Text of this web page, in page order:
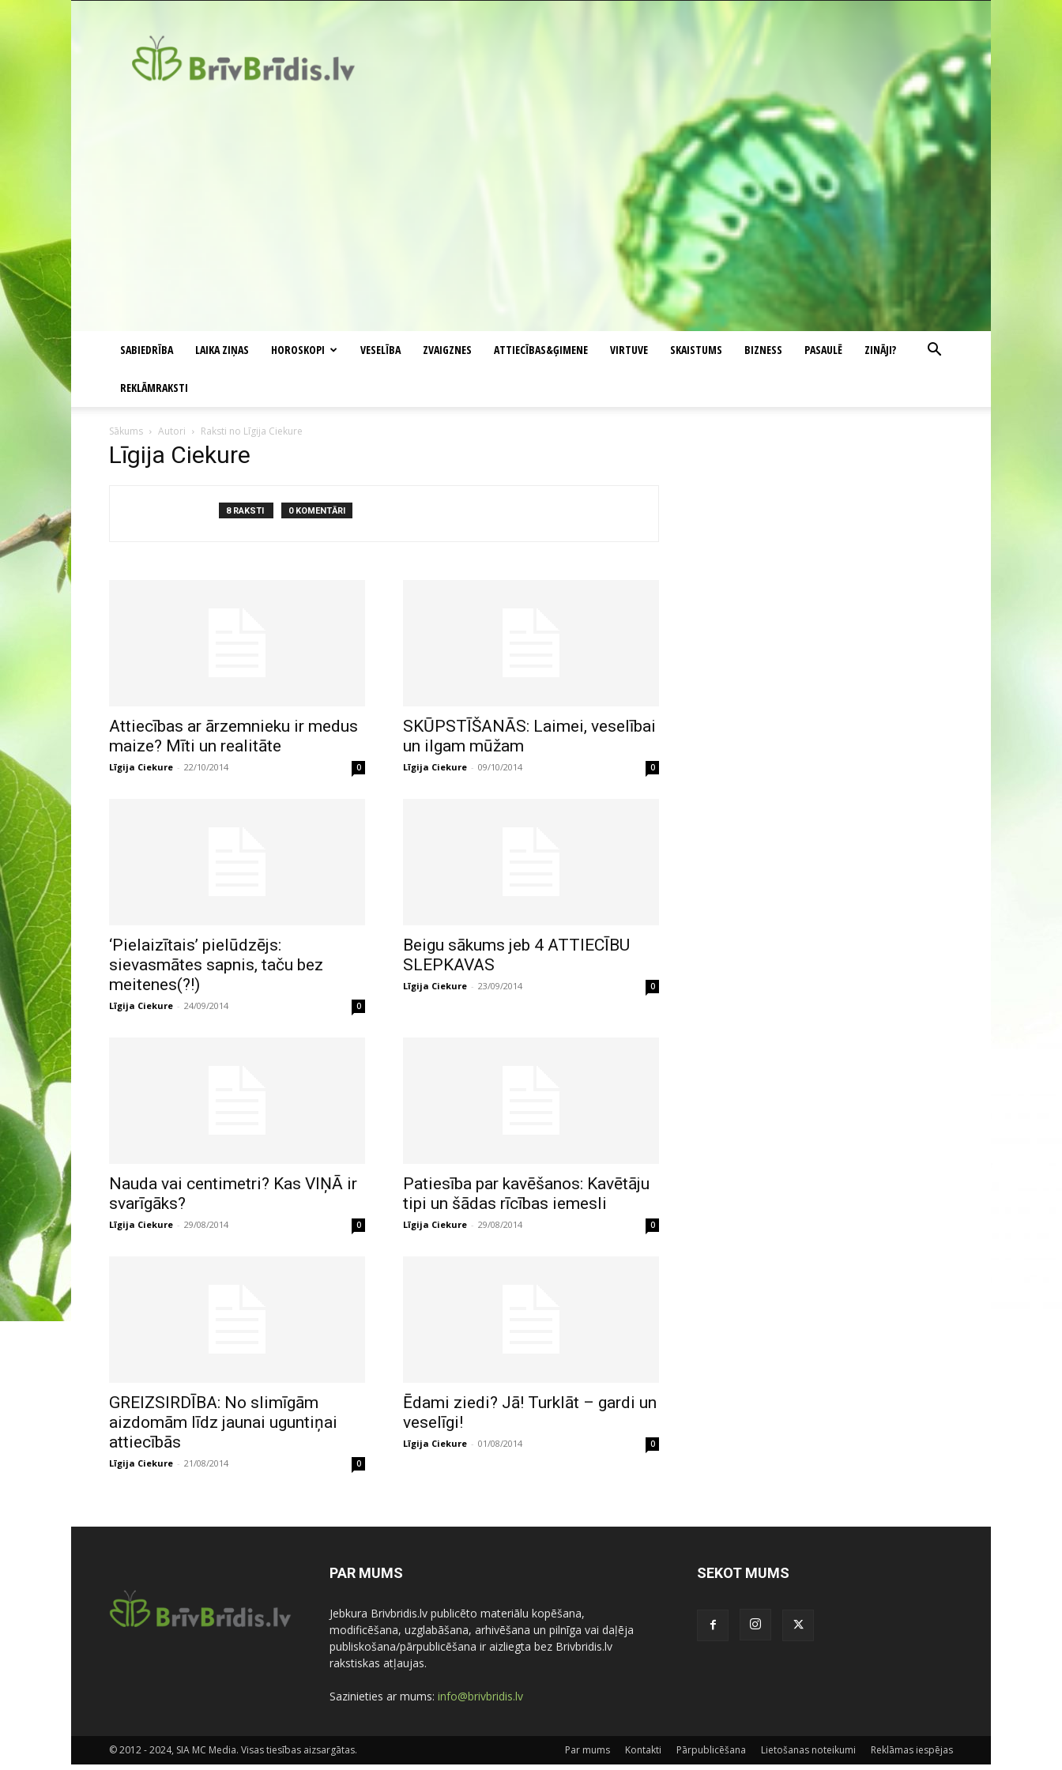
SABIEDRĪBA LAIKA ZIŅAS HOROSKOPI VESELĪBA ZVAIGZNES ATTIECĪBAS&ĢIMENE VIRTUVE SKAISTUMS BIZNESS PASAULĒ ZINĀJI?
REKLĀMRAKSTI
Sākums Autori Raksti no Līgija Ciekure
Līgija Ciekure
8 RAKSTI 0 KOMENTĀRI
Attiecības ar ārzemnieku ir medus
maize? Mīti un realitāte
Līgija Ciekure - 22/10/2014 0
SKŪPSTĪŠANĀS: Laimei, veselībai
un ilgam mūžam
Līgija Ciekure - 09/10/2014 0
‘Pielaizītais’ pielūdzējs:
sievasmātes sapnis, taču bez
meitenes(?!)
Līgija Ciekure - 24/09/2014 0
Beigu sākums jeb 4 ATTIECĪBU
SLEPKAVAS
Līgija Ciekure - 23/09/2014 0
Nauda vai centimetri? Kas VIŅĀ ir
svarīgāks?
Līgija Ciekure - 29/08/2014 0
Patiesība par kavēšanos: Kavētāju
tipi un šādas rīcības iemesli
Līgija Ciekure - 29/08/2014 0
GREIZSIRDĪBA: No slimīgām
aizdomām līdz jaunai uguntiņai
attiecībās
Līgija Ciekure - 21/08/2014 0
Ēdami ziedi? Jā! Turklāt – gardi un
veselīgi!
Līgija Ciekure - 01/08/2014 0
PAR MUMS
Jebkura Brivbridis.lv publicēto materiālu kopēšana,
modificēšana, uzglabāšana, arhivēšana un pilnīga vai daļēja
publiskošana/pārpublicēšana ir aizliegta bez Brivbridis.lv
rakstiskas atļaujas.
Sazinieties ar mums: info@brivbridis.lv
SEKOT MUMS
Par mums Kontakti Pārpublicēšana Lietošanas noteikumi Reklāmas iespējas
© 2012 - 2024, SIA MC Media. Visas tiesības aizsargātas.